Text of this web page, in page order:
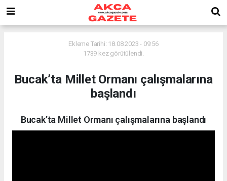
Ekleme Tarihi: 18.08.2023 - 09:56
1739 kez görütülendi.
Bucak’ta Millet Ormanı çalışmalarına
başlandı
Bucak’ta Millet Ormanı çalışmalarına başlandı